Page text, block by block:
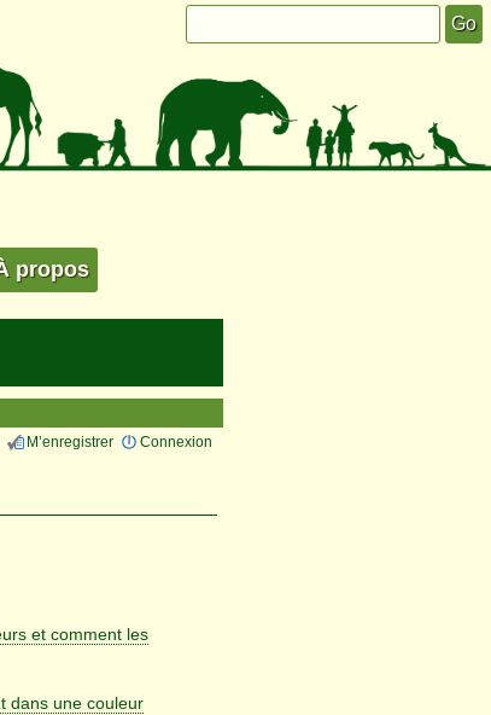
propos
M’enregistrer Connexion
et comment les
dans une couleur